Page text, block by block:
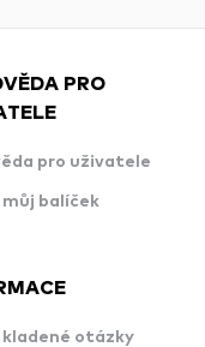
PRO
pro uživatele
můj balíček
kladené otázky